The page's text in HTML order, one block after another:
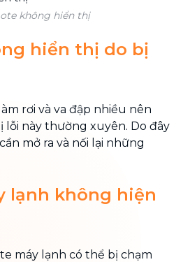
không hiển thị
hiển thị do bị
rơi và va đập nhiều nên
lỗi này thường xuyên. Do đây
mở ra và nối lại những
lạnh không hiện
máy lạnh có thể bị chạm